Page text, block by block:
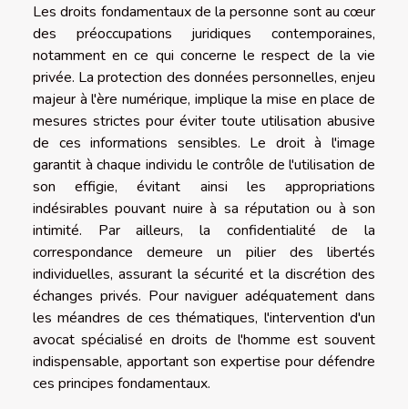
Les droits fondamentaux de la personne sont au cœur
des préoccupations juridiques contemporaines,
notamment en ce qui concerne le respect de la vie
privée. La protection des données personnelles, enjeu
majeur à l'ère numérique, implique la mise en place de
mesures strictes pour éviter toute utilisation abusive
de ces informations sensibles. Le droit à l'image
garantit à chaque individu le contrôle de l'utilisation de
son effigie, évitant ainsi les appropriations
indésirables pouvant nuire à sa réputation ou à son
intimité. Par ailleurs, la confidentialité de la
correspondance demeure un pilier des libertés
individuelles, assurant la sécurité et la discrétion des
échanges privés. Pour naviguer adéquatement dans
les méandres de ces thématiques, l'intervention d'un
avocat spécialisé en droits de l'homme est souvent
indispensable, apportant son expertise pour défendre
ces principes fondamentaux.